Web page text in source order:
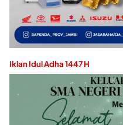
Iklan Idul Adha 1447 H